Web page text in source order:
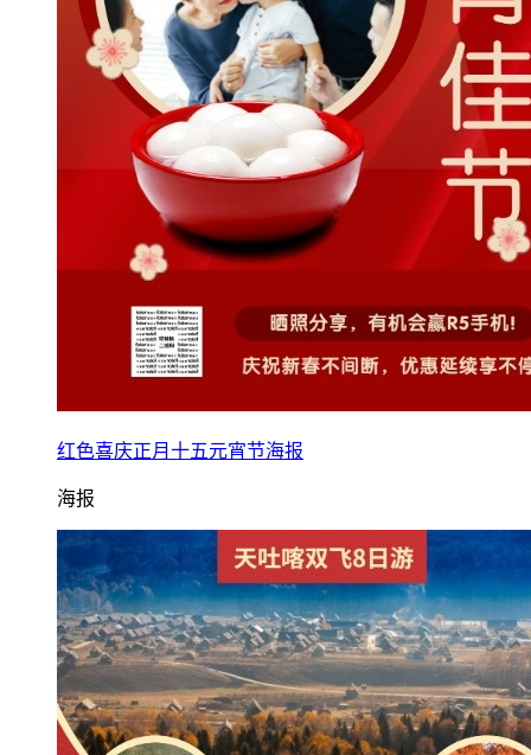
红色喜庆正月十五元宵节海报
海报